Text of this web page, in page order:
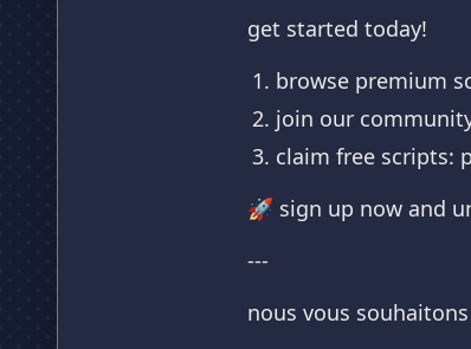
get started today!
browse premium
join our
claim free scripts:
🚀 sign up now and
---
nous vous